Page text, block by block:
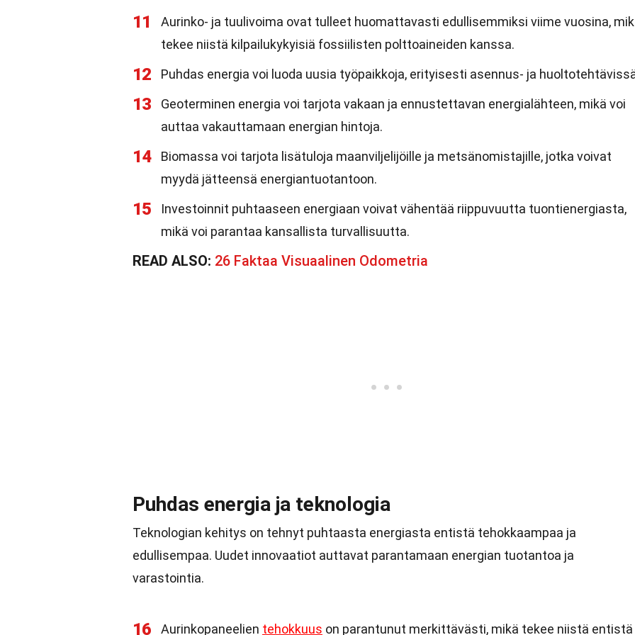
11
Aurinko- ja tuulivoima ovat tulleet huomattavasti edullisemmiksi viime vuosina,
tekee niistä kilpailukykyisiä fossiilisten polttoaineiden kanssa.
12 Puhdas energia voi luoda uusia työpaikkoja, erityisesti asennus- ja
13
Geoterminen energia voi tarjota vakaan ja ennustettavan energialähteen, mikä voi
auttaa vakauttamaan energian hintoja.
14
Biomassa voi tarjota lisätuloja maanviljelijöille ja metsänomistajille, jotka voivat
myydä jätteensä energiantuotantoon.
15
Investoinnit puhtaaseen energiaan voivat vähentää riippuvuutta tuontienergiasta,
mikä voi parantaa kansallista turvallisuutta.
READ ALSO: 26 Faktaa Visuaalinen Odometria
Puhdas energia ja teknologia
Teknologian kehitys on tehnyt puhtaasta energiasta entistä tehokkaampaa ja
edullisempaa. Uudet innovaatiot auttavat parantamaan energian tuotantoa ja
varastointia.
16 Aurinkopaneelien tehokkuus on parantunut merkittävästi, mikä tekee niistä entistä